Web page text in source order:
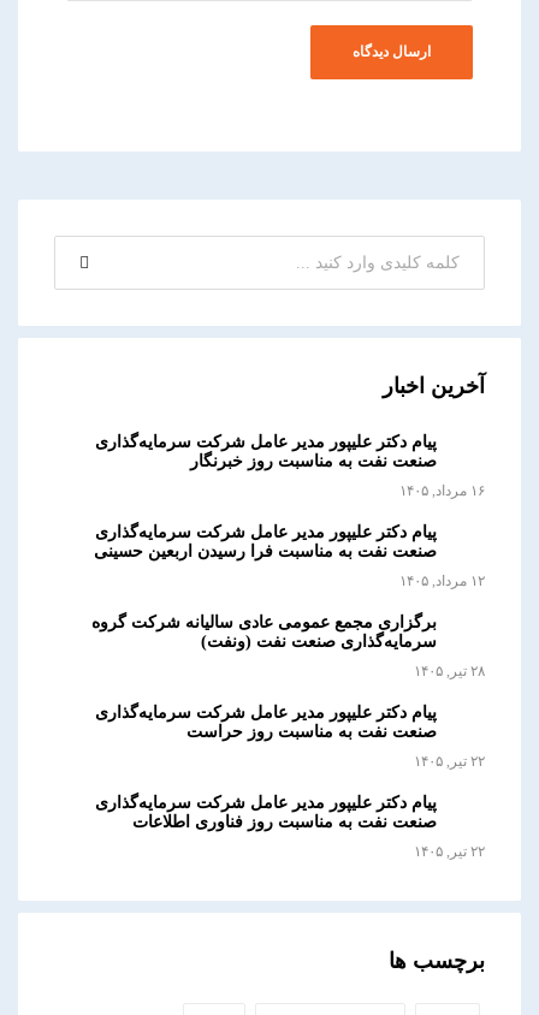
آخرین اخبار
پیام دکتر علیپور مدیر عامل شرکت سرمایه‌گذاری
صنعت نفت به مناسبت روز خبرنگار
۱۶ مرداد, ۱۴۰۵
پیام دکتر علیپور مدیر عامل شرکت سرمایه‌گذاری
صنعت نفت به مناسبت فرا رسیدن اربعین حسینی
۱۲ مرداد, ۱۴۰۵
برگزاری مجمع عمومی عادی سالیانه شرکت گروه
سرمایه‌گذاری صنعت نفت (ونفت)
۲۸ تیر, ۱۴۰۵
پیام دکتر علیپور مدیر عامل شرکت سرمایه‌گذاری
صنعت نفت به مناسبت روز حراست
۲۲ تیر, ۱۴۰۵
پیام دکتر علیپور مدیر عامل شرکت سرمایه‌گذاری
صنعت نفت به مناسبت روز فناوری اطلاعات
۲۲ تیر, ۱۴۰۵
برچسب ها